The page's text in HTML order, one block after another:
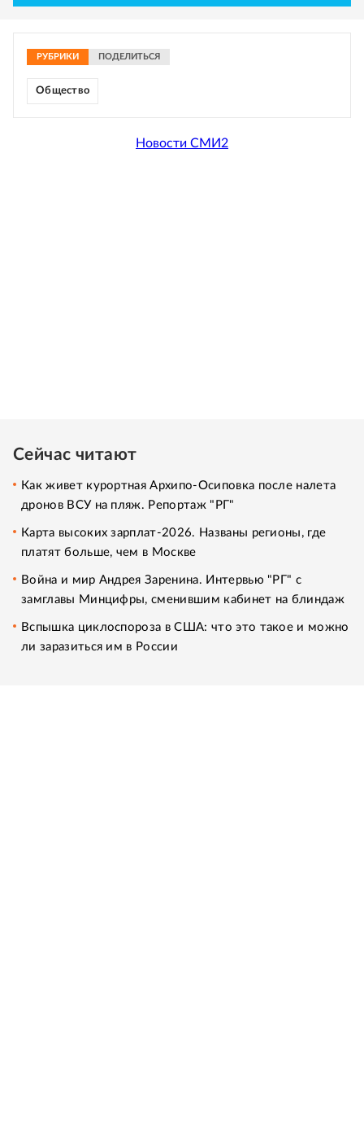
РУБРИКИ ПОДЕЛИТЬСЯ
Общество
Новости СМИ2
Сейчас читают
Как живет курортная Архипо-Осиповка после налета
дронов ВСУ на пляж. Репортаж "РГ"
Карта высоких зарплат-2026. Названы регионы, где
платят больше, чем в Москве
Война и мир Андрея Заренина. Интервью "РГ" с
замглавы Минцифры, сменившим кабинет на блиндаж
Вспышка циклоспороза в США: что это такое и можно
ли заразиться им в России